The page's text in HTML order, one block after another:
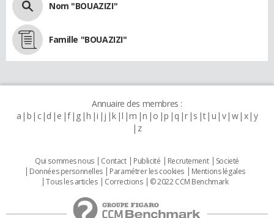
Nom "BOUAZIZI"
Famille "BOUAZIZI"
Annuaire des membres :
a b c d e f g h i j k l m n o p q r s t u v w x y
z
Qui sommes nous Contact Publicité Recrutement
Societé
Données personnelles
Paramétrer les cookies
Mentions légales
Tous les articles
Corrections © 2022 CCM Benchmark